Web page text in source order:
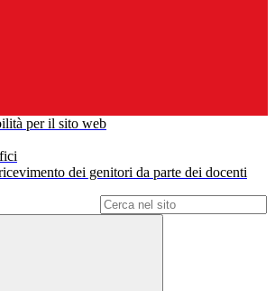
per il sito web
dei genitori da parte dei docenti